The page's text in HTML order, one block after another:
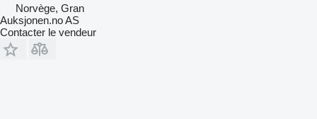
Norvège, Gran
Auksjonen.no AS
Contacter le vendeur